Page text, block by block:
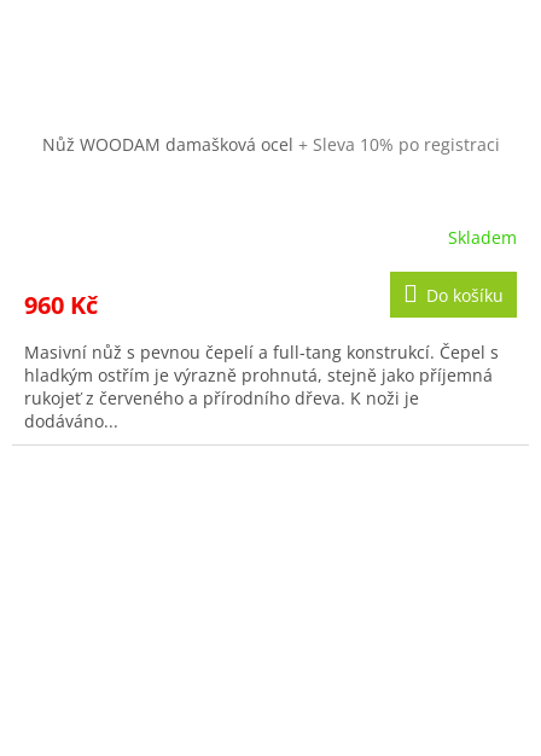
Nůž WOODAM damašková ocel + Sleva 10% po registraci
Skladem
960 Kč Do košíku
Masivní nůž s pevnou čepelí a full-tang konstrukcí. Čepel s
hladkým ostřím je výrazně prohnutá, stejně jako příjemná
rukojeť z červeného a přírodního dřeva. K noži je
dodáváno...